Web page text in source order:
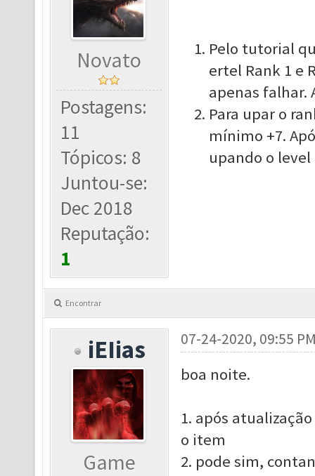
Novato
Postagens:
11
Tópicos: 8
Juntou-se:
Dec 2018
Reputação:
1
Pelo tutorial
ertel Rank 1 e
apenas falhar.
Para upar o
mínimo +7.
upando o level
Encontrar
iEIias
Game
07-24-2020, 09:55
boa noite.
1. após
o item
2. pode sim,